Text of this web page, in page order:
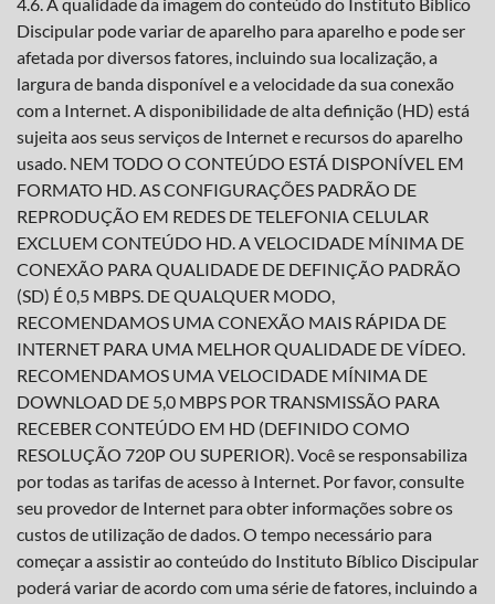
Discipular pode variar de aparelho para aparelho e pode ser
afetada por diversos fatores, incluindo sua localização, a
largura de banda disponível e a velocidade da sua conexão
com a Internet. A disponibilidade de alta definição (HD) está
sujeita aos seus serviços de Internet e recursos do aparelho
usado. NEM TODO O CONTEÚDO ESTÁ DISPONÍVEL EM
FORMATO HD. AS CONFIGURAÇÕES PADRÃO DE
REPRODUÇÃO EM REDES DE TELEFONIA CELULAR
EXCLUEM CONTEÚDO HD. A VELOCIDADE MÍNIMA DE
CONEXÃO PARA QUALIDADE DE DEFINIÇÃO PADRÃO
(SD) É 0,5 MBPS. DE QUALQUER MODO,
RECOMENDAMOS UMA CONEXÃO MAIS RÁPIDA DE
INTERNET PARA UMA MELHOR QUALIDADE DE VÍDEO.
RECOMENDAMOS UMA VELOCIDADE MÍNIMA DE
DOWNLOAD DE 5,0 MBPS POR TRANSMISSÃO PARA
RECEBER CONTEÚDO EM HD (DEFINIDO COMO
RESOLUÇÃO 720P OU SUPERIOR). Você se responsabiliza
por todas as tarifas de acesso à Internet. Por favor, consulte
seu provedor de Internet para obter informações sobre os
custos de utilização de dados. O tempo necessário para
começar a assistir ao conteúdo do Instituto Bíblico Discipular
poderá variar de acordo com uma série de fatores, incluindo a